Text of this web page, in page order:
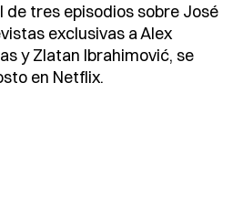
de tres episodios sobre José
exclusivas a Alex
y Zlatan Ibrahimović, se
en Netflix.